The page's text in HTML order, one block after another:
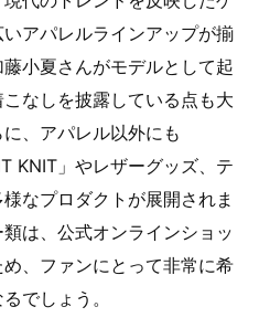
アパレルラインアップが揃
小夏さんがモデルとして起
なしを披露している点も大
、アパレル以外にも
KNIT」やレザーグッズ、テ
なプロダクトが展開されま
は、公式オンラインショッ
、ファンにとって非常に希
でしょう。